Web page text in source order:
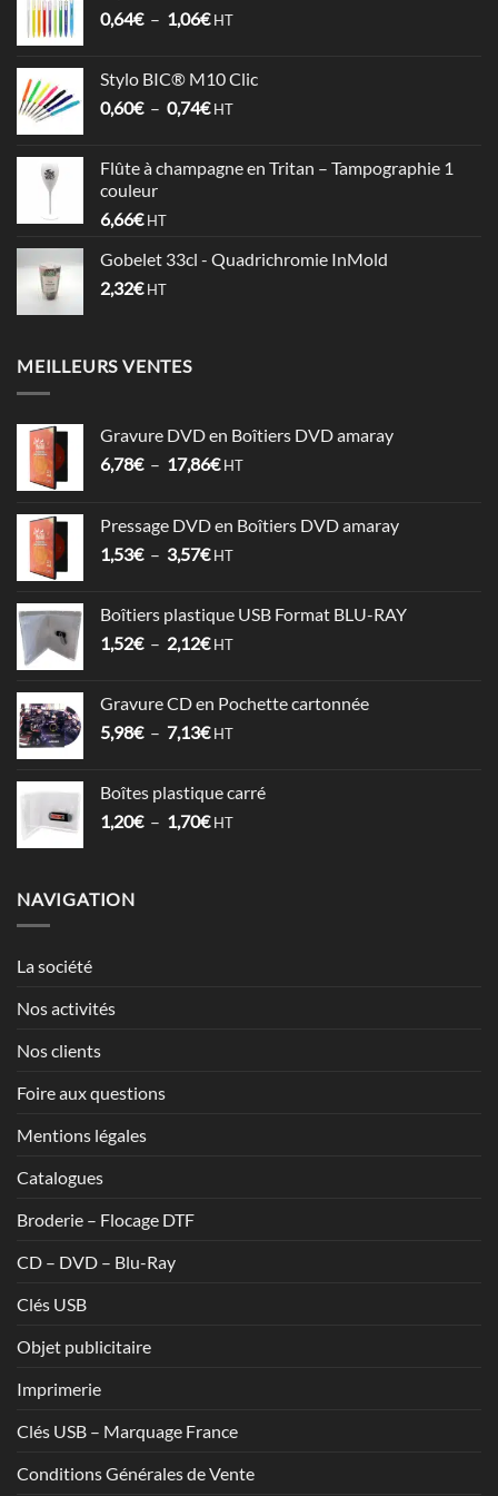
à
0,64€ – 1,06€Plage
0,64€
à
HT
Stylo BIC® M10 Clic
0,60€ – 0,74€Plage
0,60€
HT
Flûte à champagne en Tritan – Tampographie 1
couleur
6,66€ HT
Gobelet 33cl - Quadrichromie InMold
2,32€ HT
MEILLEURS VENTES
Gravure DVD en Boîtiers DVD amaray
6,78€ – 17,86€Plage
6,78€
à
HT
Pressage DVD en Boîtiers DVD amaray
1,53€ – 3,57€Plage
1,53€
à
HT
Boîtiers plastique USB Format BLU-RAY
1,52€ – 2,12€Plage
1,52€
à
HT
Gravure CD en Pochette cartonnée
5,98€ – 7,13€Plage
5,98€
à
HT
Boîtes plastique carré
1,20€ – 1,70€Plage
HT
NAVIGATION
La société
Nos activités
Nos clients
Foire aux questions
Mentions légales
Catalogues
Broderie – Flocage DTF
CD – DVD – Blu-Ray
Clés USB
Objet publicitaire
Imprimerie
Clés USB – Marquage France
Conditions Générales de Vente